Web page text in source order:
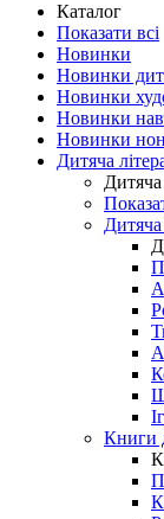
Каталог
Показати всі
Новинки
Новинки
Новинки
Новинки
Новинки
Дитяча
Дитяча
Дитяча
Книги